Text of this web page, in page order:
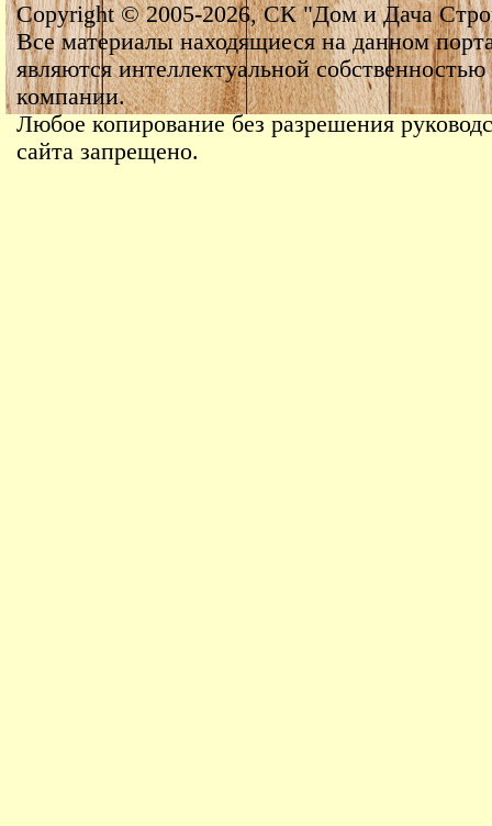
Copyright © 2005-2026, СК "Дом и Дача
Все материалы находящиеся на данном
являются интеллектуальной собственностью
компании.
Любое копирование без разрешения
сайта запрещено.